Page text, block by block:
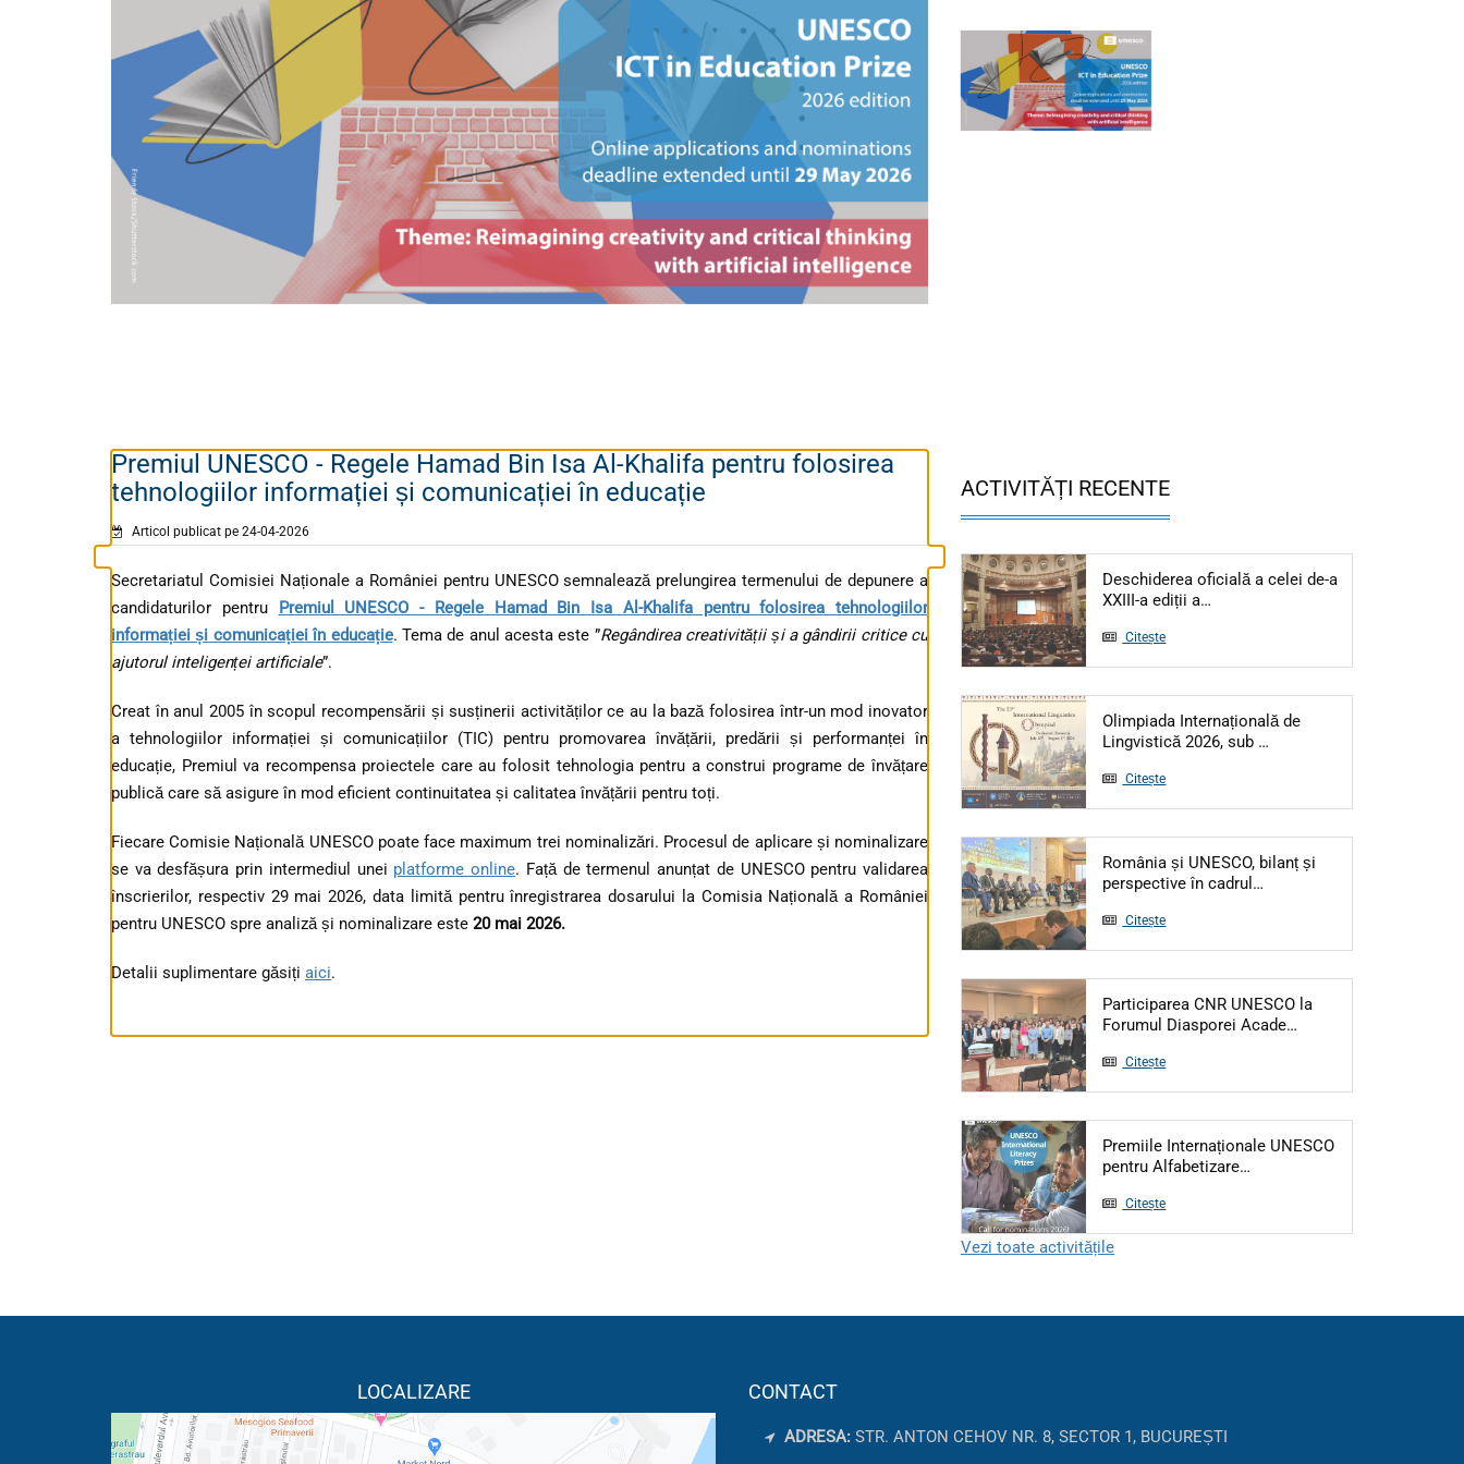
Premiul UNESCO - Regele Hamad Bin Isa Al-Khalifa pentru folosirea
tehnologiilor informației și comunicației în educație
Articol publicat pe 24-04-2026
Secretariatul Comisiei Naționale a României pentru UNESCO semnalează prelungirea termenului de depunere a
candidaturilor pentru Premiul UNESCO - Regele Hamad Bin Isa Al-Khalifa pentru folosirea tehnologiilor
informației și comunicației în educație. Tema de anul acesta este ”Regândirea creativității și a gândirii critice cu
ajutorul inteligenței artificiale”.
Creat în anul 2005 în scopul recompensării și susținerii activităților ce au la bază folosirea într-un mod inovator
a tehnologiilor informației și comunicațiilor (TIC) pentru promovarea învățării, predării și performanței în
educație, Premiul va recompensa proiectele care au folosit tehnologia pentru a construi programe de învățare
publică care să asigure în mod eficient continuitatea și calitatea învățării pentru toți.
Fiecare Comisie Națională UNESCO poate face maximum trei nominalizări. Procesul de aplicare și nominalizare
se va desfășura prin intermediul unei platforme online. Față de termenul anunțat de UNESCO pentru validarea
înscrierilor, respectiv 29 mai 2026, data limită pentru înregistrarea dosarului la Comisia Națională a României
pentru UNESCO spre analiză și nominalizare este 20 mai 2026.
Detalii suplimentare găsiți aici.
ACTIVITĂȚI RECENTE
Deschiderea oficială a celei de-a
XXIII-a ediții a…
Citește
Olimpiada Internațională de
Lingvistică 2026, sub …
Citește
România și UNESCO, bilanț și
perspective în cadrul…
Citește
Participarea CNR UNESCO la
Forumul Diasporei Acade…
Citește
Premiile Internaționale UNESCO
pentru Alfabetizare…
Citește
Vezi toate activitățile
LOCALIZARE CONTACT
ADRESA: STR. ANTON CEHOV NR. 8, SECTOR 1, BUCUREȘTI